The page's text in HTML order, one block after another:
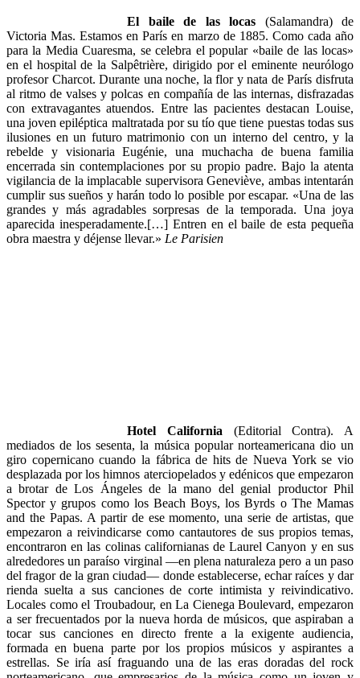
El baile de las locas (Salamandra) de
Victoria Mas. Estamos en París en marzo de 1885. Como cada año
para la Media Cuaresma, se celebra el popular «baile de las locas»
en el hospital de la Salpêtrière, dirigido por el eminente neurólogo
profesor Charcot. Durante una noche, la flor y nata de París disfruta
al ritmo de valses y polcas en compañía de las internas, disfrazadas
con extravagantes atuendos. Entre las pacientes destacan Louise,
una joven epiléptica maltratada por su tío que tiene puestas todas sus
ilusiones en un futuro matrimonio con un interno del centro, y la
rebelde y visionaria Eugénie, una muchacha de buena familia
encerrada sin contemplaciones por su propio padre. Bajo la atenta
vigilancia de la implacable supervisora Geneviève, ambas intentarán
cumplir sus sueños y harán todo lo posible por escapar. «Una de las
grandes y más agradables sorpresas de la temporada. Una joya
aparecida inesperadamente.[…] Entren en el baile de esta pequeña
obra maestra y déjense llevar.» Le Parisien
Hotel California (Editorial Contra). A
mediados de los sesenta, la música popular norteamericana dio un
giro copernicano cuando la fábrica de hits de Nueva York se vio
desplazada por los himnos aterciopelados y edénicos que empezaron
a brotar de Los Ángeles de la mano del genial productor Phil
Spector y grupos como los Beach Boys, los Byrds o The Mamas
and the Papas. A partir de ese momento, una serie de artistas, que
empezaron a reivindicarse como cantautores de sus propios temas,
encontraron en las colinas californianas de Laurel Canyon y en sus
alrededores un paraíso virginal —en plena naturaleza pero a un paso
del fragor de la gran ciudad— donde establecerse, echar raíces y dar
rienda suelta a sus canciones de corte intimista y reivindicativo.
Locales como el Troubadour, en La Cienega Boulevard, empezaron
a ser frecuentados por la nueva horda de músicos, que aspiraban a
tocar sus canciones en directo frente a la exigente audiencia,
formada en buena parte por los propios músicos y aspirantes a
estrellas. Se iría así fraguando una de las eras doradas del rock